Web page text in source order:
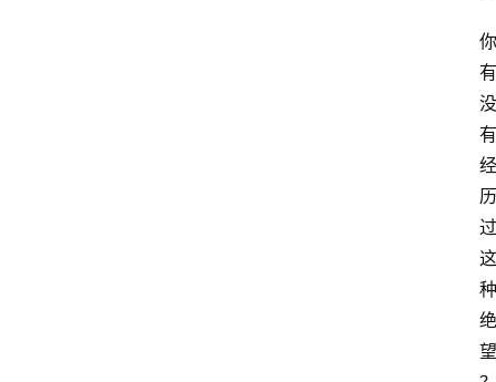
你
有
没
有
经
历
过
这
种
绝
望